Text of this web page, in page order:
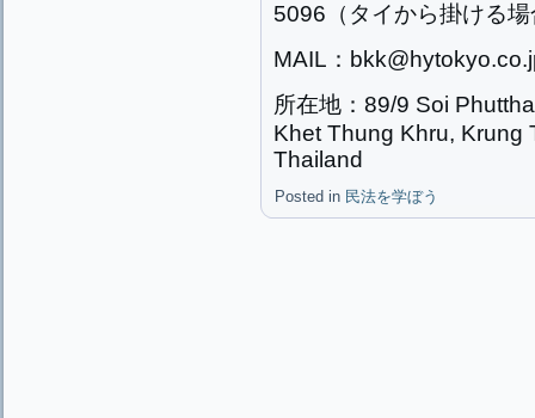
5096（タイから掛ける
MAIL：
所在地：89/9 Soi
Khet Thung Khru, Krung
Thailand
Posted in 民法を学ぼう